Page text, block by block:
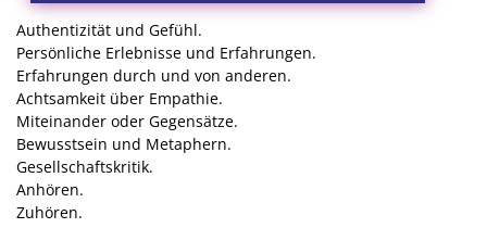
Authentizität und Gefühl.
Persönliche Erlebnisse und Erfahrungen.
Erfahrungen durch und von anderen.
Achtsamkeit über Empathie.
Miteinander oder Gegensätze.
Bewusstsein und Metaphern.
Gesellschaftskritik.
Anhören.
Zuhören.